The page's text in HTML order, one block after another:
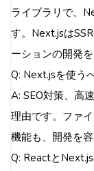
ライブラリで、
す。Next.jsは
ーションの開発
Q: Next.jsを使う
A: SEO対策、高
理由です。ファ
機能も、開発を容
Q: Reactと